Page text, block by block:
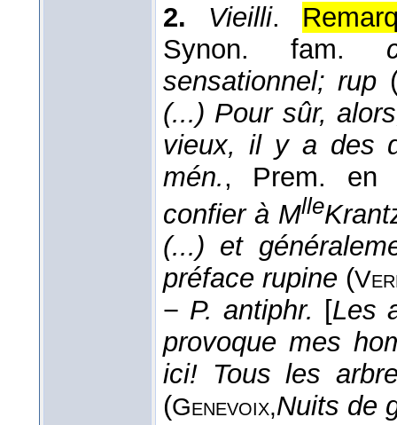
2.
Vieilli.
Synon. fam.
sensationnel; rup
(...) Pour sûr,
vieux, il y a des
mén., Prem. en
confier à Mlle
(...) et
préface rupine (
− P. antiphr. [Les
provoque mes
ici! Tous les
(Genevoix,Nuits de